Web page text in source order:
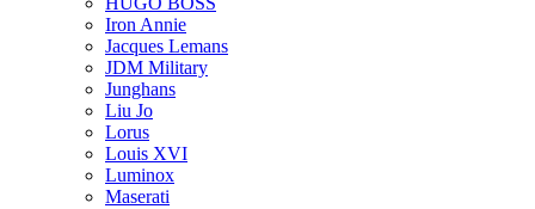
Iron Annie
Jacques Lemans
JDM Military
Junghans
Liu Jo
Lorus
Louis XVI
Luminox
Maserati